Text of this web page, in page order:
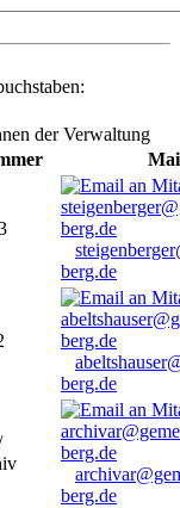
der Verwaltung
berg.de
berg.de
berg.de